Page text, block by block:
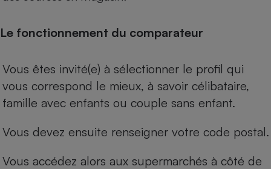
Le fonctionnement du comparateur
Vous êtes invité(e) à sélectionner le profil qui
vous correspond le mieux, à savoir célibataire,
famille avec enfants ou couple sans enfant.
Vous devez ensuite renseigner votre code postal.
Vous accédez alors aux supermarchés à côté de